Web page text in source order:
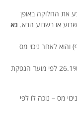
הבנק מבצע את החלוקה באופן
או בשבוע הבא. נא
והוא לאחר ניכוי מס
א. מי שהצטרף להסדר, ניכוי המס הינו כ-18%-26.1% לפי מועד הנפקת
מס – נוכה לו לפי